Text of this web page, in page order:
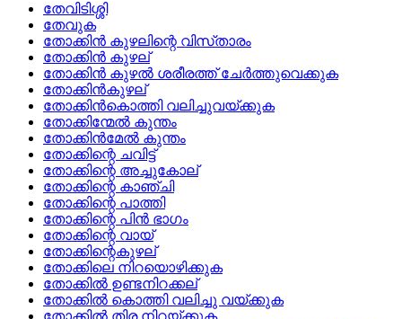
തേവിടിശ്ശി
തേവുക
തോക്കിന്‍ കുഴലിന്റെ വിസ്‌താരം
തോക്കിന്‍ കുഴല്
തോക്കിന്‍ കുഴല്‍ ശരീരത്ത്‌ ചേര്‍ത്തുവെക്കുക
തോക്കിന്‍കുഴല്
തോക്കിന്‍കൊത്തി വലിച്ചുവയ്‌ക്കുക
തോക്കിന്മേല്‍ കുന്തം
തോക്കിന്‍മേല്‍ കുന്തം
തോക്കിന്റെ ചവിട്ട്
തോക്കിന്റെ അച്ചുകോല്
തോക്കിന്റെ കാഞ്ചി
തോക്കിന്റെ പാത്തി
തോക്കിന്റെ പിന്‍ ഭാഗം
തോക്കിന്റെ വായ്
തോക്കിന്റെകുഴല്
തോക്കിലെ നിറയൊഴിക്കുക
തോക്കില്‍ ഉണ്ടനിറക്കല്
തോക്കില്‍ കൊത്തി വലിച്ചു വയ്‌ക്കുക